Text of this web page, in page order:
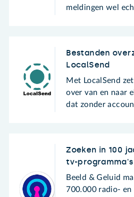
meldingen wel
Bestanden
LocalSend
Met LocalSend
over van en naar
dat zonder
Zoeken in 100
tv-programma's
Beeld & Geluid
700.000 radio- en